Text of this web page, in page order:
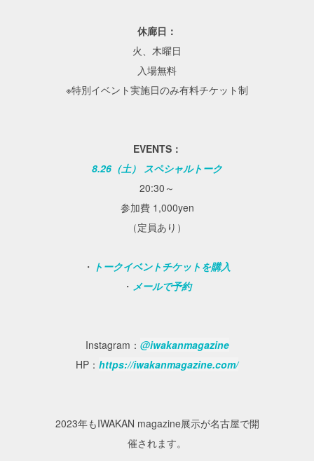
休廊日：
火、木曜日
入場無料
※特別イベント実施日のみ有料チケット制
EVENTS：
8.26（土） スペシャルトーク
20:30～
参加費 1,000yen
（定員あり）
・ トークイベントチケットを購入
・ メールで予約
Instagram： @iwakanmagazine
HP： https://iwakanmagazine.com/
2023年もIWAKAN magazine展示が名古屋で開
催されます。